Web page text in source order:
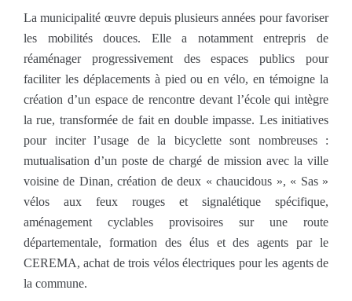
La municipalité œuvre depuis plusieurs années pour favoriser
les mobilités douces. Elle a notamment entrepris de
réaménager progressivement des espaces publics pour
faciliter les déplacements à pied ou en vélo, en témoigne la
création d’un espace de rencontre devant l’école qui intègre
la rue, transformée de fait en double impasse. Les initiatives
pour inciter l’usage de la bicyclette sont nombreuses :
mutualisation d’un poste de chargé de mission avec la ville
voisine de Dinan, création de deux « chaucidous », « Sas »
vélos aux feux rouges et signalétique spécifique,
aménagement cyclables provisoires sur une route
départementale, formation des élus et des agents par le
CEREMA, achat de trois vélos électriques pour les agents de
la commune.